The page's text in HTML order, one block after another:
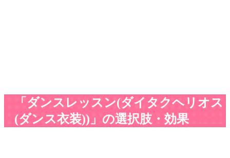
「ダンスレッスン(ダイタクヘリオス
(ダンス衣装))」の選択肢・効果